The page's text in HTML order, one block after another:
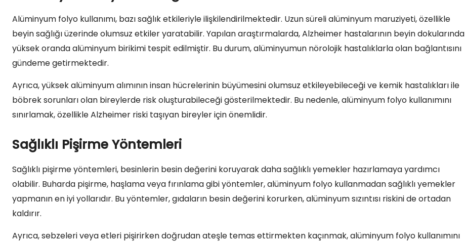
Alüminyum folyo kullanımı, bazı sağlık etkileriyle ilişkilendirilmektedir. Uzun süreli alüminyum maruziyeti, özellikle
beyin sağlığı üzerinde olumsuz etkiler yaratabilir. Yapılan araştırmalarda, Alzheimer hastalarının beyin dokularında
yüksek oranda alüminyum birikimi tespit edilmiştir. Bu durum, alüminyumun nörolojik hastalıklarla olan bağlantısını
gündeme getirmektedir.
Ayrıca, yüksek alüminyum alımının insan hücrelerinin büyümesini olumsuz etkileyebileceği ve kemik hastalıkları ile
böbrek sorunları olan bireylerde risk oluşturabileceği gösterilmektedir. Bu nedenle, alüminyum folyo kullanımını
sınırlamak, özellikle Alzheimer riski taşıyan bireyler için önemlidir.
Sağlıklı Pişirme Yöntemleri
Sağlıklı pişirme yöntemleri, besinlerin besin değerini koruyarak daha sağlıklı yemekler hazırlamaya yardımcı
olabilir. Buharda pişirme, haşlama veya fırınlama gibi yöntemler, alüminyum folyo kullanmadan sağlıklı yemekler
yapmanın en iyi yollarıdır. Bu yöntemler, gıdaların besin değerini korurken, alüminyum sızıntısı riskini de ortadan
kaldırır.
Ayrıca, sebzeleri veya etleri pişirirken doğrudan ateşle temas ettirmekten kaçınmak, alüminyum folyo kullanımını